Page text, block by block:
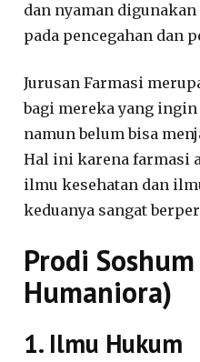
dan nyaman
pada pencegahan dan
Jurusan Farmasi
bagi mereka yang
namun belum bisa
Hal ini karena farmasi
ilmu kesehatan dan
keduanya sangat
Prodi
Humaniora)
1. Ilmu Hukum